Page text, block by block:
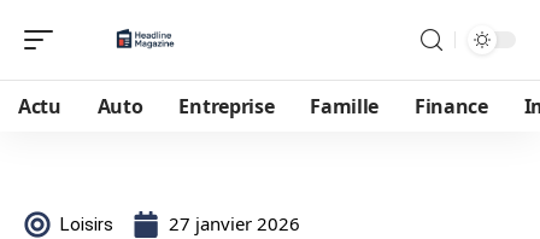
Actu Auto Entreprise Famille Finance
Loisirs 27 janvier 2026